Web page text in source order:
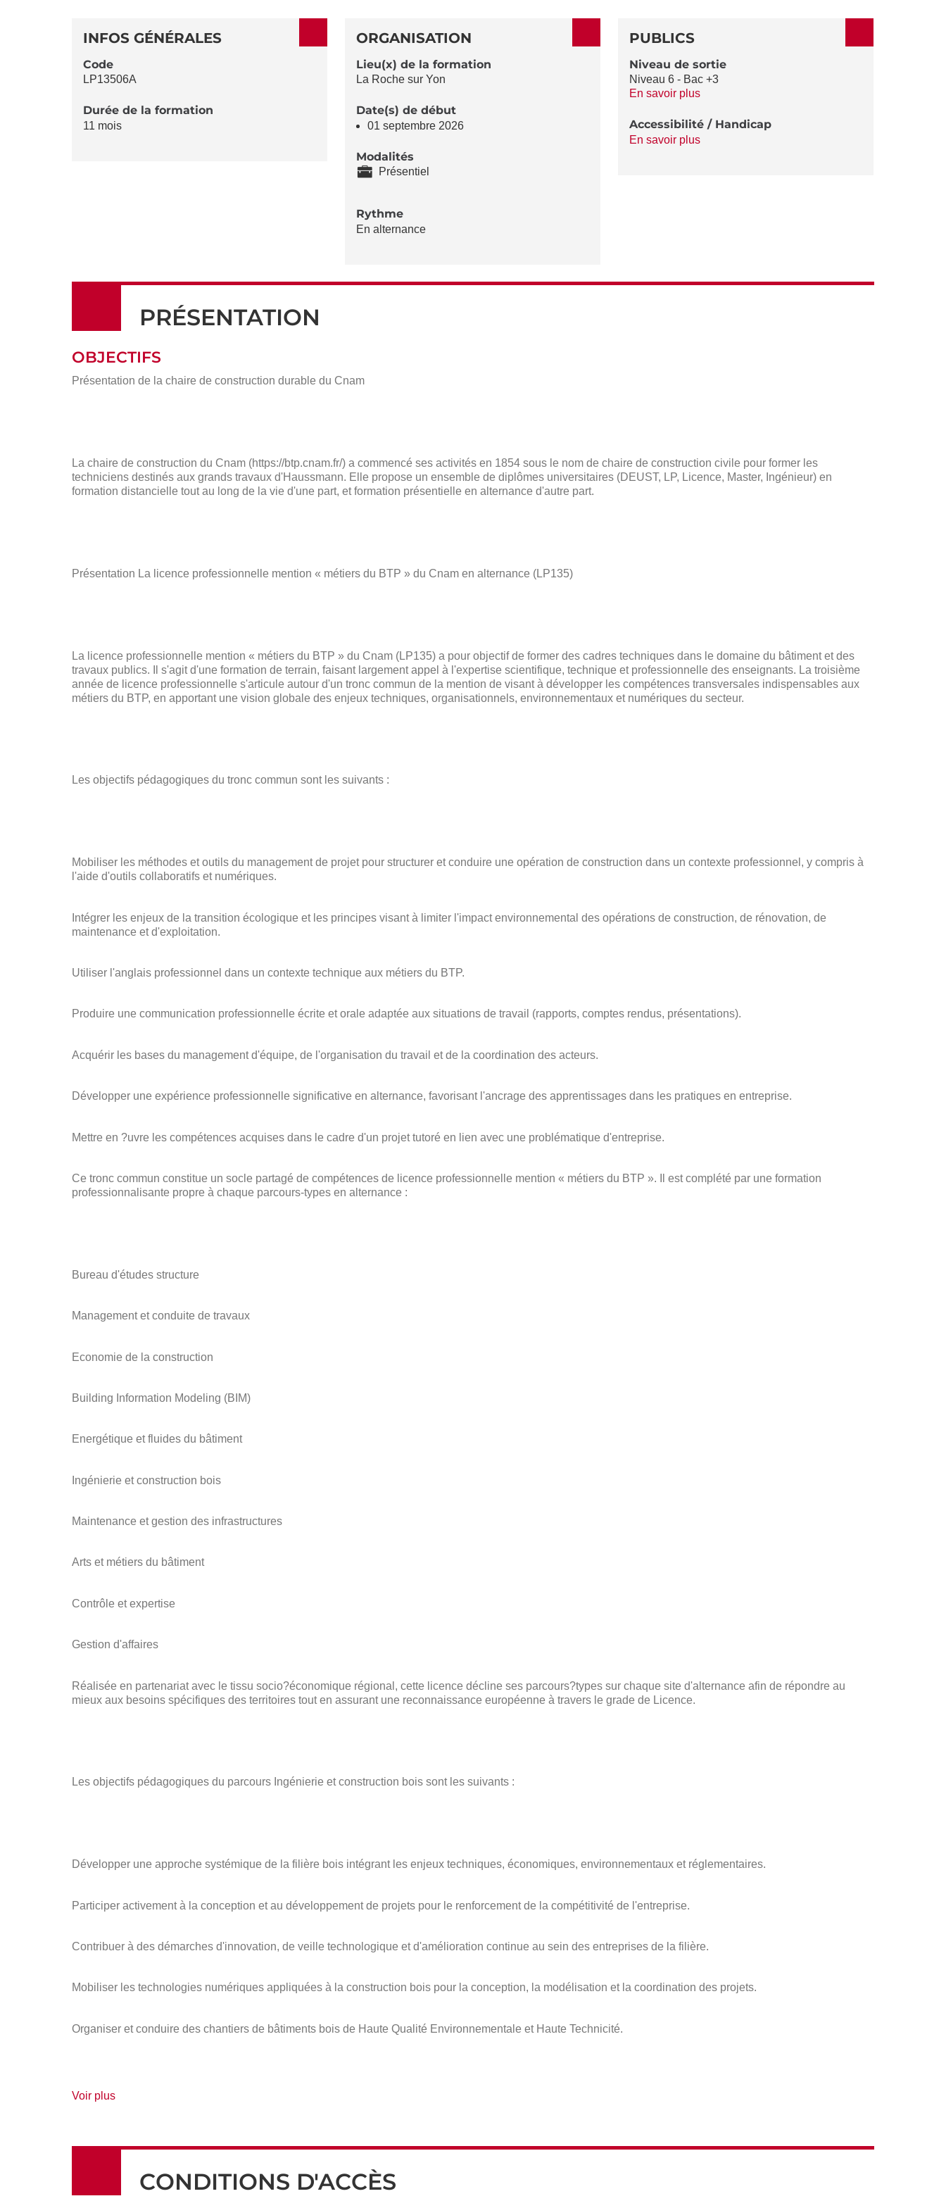
DE
LA
ACTIONS
DÉTAILS
INFOS GÉNÉRALES
Code
LP13506A
Durée de la formation
11 mois
ORGANISATION
Lieu(x) de la formation
La Roche sur Yon
Date(s) de début
01 septembre 2026
Modalités
Présentiel
Rythme
En alternance
PUBLICS
Niveau de sortie
Niveau 6 - Bac +3
En savoir plus
Accessibilité / Handicap
En savoir plus
PRÉSENTATION
OBJECTIFS
Présentation de la chaire de construction durable du Cnam
La chaire de construction du Cnam (https://btp.cnam.fr/) a commencé ses activités en 1854 sous le nom de chaire de construction civile pour former les
techniciens destinés aux grands travaux d'Haussmann. Elle propose un ensemble de diplômes universitaires (DEUST, LP, Licence, Master, Ingénieur) en
formation distancielle tout au long de la vie d'une part, et formation présentielle en alternance d'autre part.
Présentation La licence professionnelle mention « métiers du BTP » du Cnam en alternance (LP135)
La licence professionnelle mention « métiers du BTP » du Cnam (LP135) a pour objectif de former des cadres techniques dans le domaine du bâtiment et des
travaux publics. Il s'agit d'une formation de terrain, faisant largement appel à l'expertise scientifique, technique et professionnelle des enseignants. La troisième
année de licence professionnelle s'articule autour d'un tronc commun de la mention de visant à développer les compétences transversales indispensables aux
métiers du BTP, en apportant une vision globale des enjeux techniques, organisationnels, environnementaux et numériques du secteur.
Les objectifs pédagogiques du tronc commun sont les suivants :
Mobiliser les méthodes et outils du management de projet pour structurer et conduire une opération de construction dans un contexte professionnel, y compris à
l'aide d'outils collaboratifs et numériques.
Intégrer les enjeux de la transition écologique et les principes visant à limiter l'impact environnemental des opérations de construction, de rénovation, de
maintenance et d'exploitation.
Utiliser l'anglais professionnel dans un contexte technique aux métiers du BTP.
Produire une communication professionnelle écrite et orale adaptée aux situations de travail (rapports, comptes rendus, présentations).
Acquérir les bases du management d'équipe, de l'organisation du travail et de la coordination des acteurs.
Développer une expérience professionnelle significative en alternance, favorisant l'ancrage des apprentissages dans les pratiques en entreprise.
Mettre en ?uvre les compétences acquises dans le cadre d'un projet tutoré en lien avec une problématique d'entreprise.
Ce tronc commun constitue un socle partagé de compétences de licence professionnelle mention « métiers du BTP ». Il est complété par une formation
professionnalisante propre à chaque parcours-types en alternance :
Bureau d'études structure
Management et conduite de travaux
Economie de la construction
Building Information Modeling (BIM)
Energétique et fluides du bâtiment
Ingénierie et construction bois
Maintenance et gestion des infrastructures
Arts et métiers du bâtiment
Contrôle et expertise
Gestion d'affaires
Réalisée en partenariat avec le tissu socio?économique régional, cette licence décline ses parcours?types sur chaque site d'alternance afin de répondre au
mieux aux besoins spécifiques des territoires tout en assurant une reconnaissance européenne à travers le grade de Licence.
Les objectifs pédagogiques du parcours Ingénierie et construction bois sont les suivants :
Développer une approche systémique de la filière bois intégrant les enjeux techniques, économiques, environnementaux et réglementaires.
Participer activement à la conception et au développement de projets pour le renforcement de la compétitivité de l'entreprise.
Contribuer à des démarches d'innovation, de veille technologique et d'amélioration continue au sein des entreprises de la filière.
Mobiliser les technologies numériques appliquées à la construction bois pour la conception, la modélisation et la coordination des projets.
Organiser et conduire des chantiers de bâtiments bois de Haute Qualité Environnementale et Haute Technicité.
Voir plusde
CONDITIONS D'ACCÈS